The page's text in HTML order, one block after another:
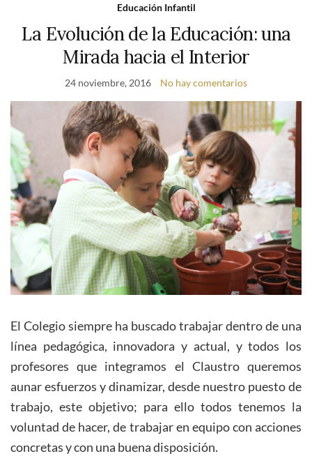
Educación Infantil
La Evolución de la Educación: una
Mirada hacia el Interior
24 noviembre, 2016 No hay comentarios
El Colegio siempre ha buscado trabajar dentro de una
línea pedagógica, innovadora y actual, y todos los
profesores que integramos el Claustro queremos
aunar esfuerzos y dinamizar, desde nuestro puesto de
trabajo, este objetivo; para ello todos tenemos la
voluntad de hacer, de trabajar en equipo con acciones
concretas y con una buena disposición.